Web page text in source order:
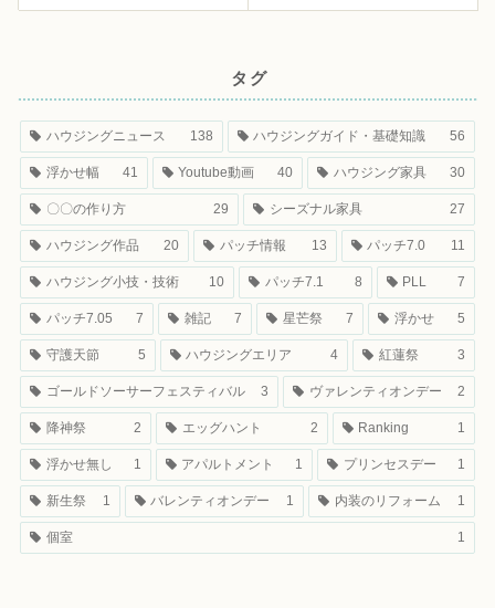
タグ
ハウジングニュース 138 ハウジングガイド・基礎知識 56
浮かせ幅 41 Youtube動画 40 ハウジング家具 30
〇〇の作り方 29 シーズナル家具 27
ハウジング作品 20 パッチ情報 13 パッチ7.0 11
ハウジング小技・技術 10 パッチ7.1 8 PLL 7
パッチ7.05 7 雑記 7 星芒祭 7 浮かせ 5
守護天節 5 ハウジングエリア 4 紅蓮祭 3
ゴールドソーサーフェスティバル 3 ヴァレンティオンデー 2
降神祭 2 エッグハント 2 Ranking 1
浮かせ無し 1 アパルトメント 1 プリンセスデー 1
新生祭 1 バレンティオンデー 1 内装のリフォーム 1
個室 1